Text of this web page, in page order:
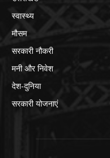
स्वास्थ्य
मौसम
सरकारी नौकरी
मनी और निवेश
देश-दुनिया
सरकारी योजनाएं